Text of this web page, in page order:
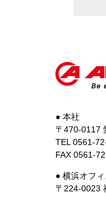
● 本社
〒470-0117
TEL 0561-
FAX 0561-
● 横浜オフィ
〒224-0023